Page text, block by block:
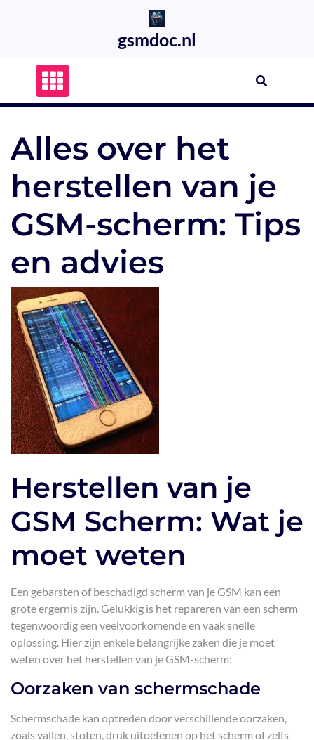
gsmdoc.nl
Alles over het
herstellen van je
GSM-scherm: Tips
en advies
Herstellen van je
GSM Scherm: Wat je
moet weten
Een gebarsten of beschadigd scherm van je GSM kan een
grote ergernis zijn. Gelukkig is het repareren van een scherm
tegenwoordig een veelvoorkomende en vaak snelle
oplossing. Hier zijn enkele belangrijke zaken die je moet
weten over het herstellen van je GSM-scherm:
Oorzaken van schermschade
Schermschade kan optreden door verschillende oorzaken,
zoals vallen, stoten, druk uitoefenen op het scherm of zelfs